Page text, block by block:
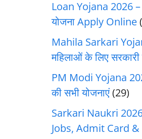
Loan Yojana 2026 –
योजना Apply Online
Mahila Sarkari
महिलाओं के लिए सरकारी
PM Modi Yojana
की सभी योजनाएं(29)
Sarkari Naukri
Jobs, Admit Card